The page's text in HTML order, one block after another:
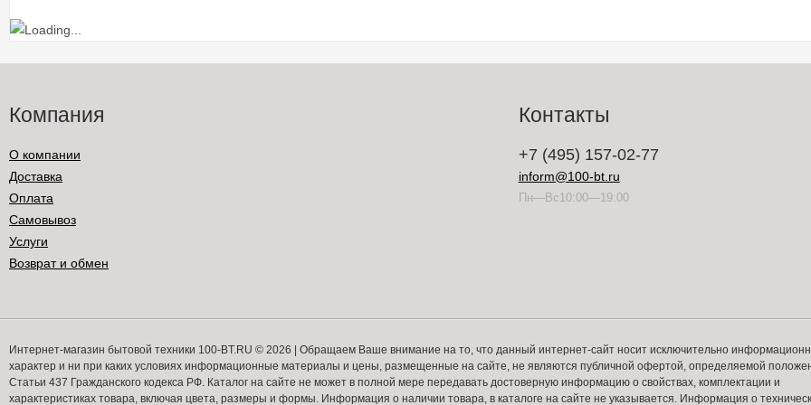
Компания
О компании
Доставка
Оплата
Самовывоз
Услуги
Возврат и обмен
Контакты
+7 (495) 157-02-77
inform@100-bt.ru
Пн—Вс10:00—19:00
Интернет-магазин бытовой техники 100-BT.RU © 2026 | Обращаем Ваше внимание на то, что данный интернет-сайт носит исключительно
характер и ни при каких условиях информационные материалы и цены, размещенные на сайте, не являются публичной офертой, определяемой
Статьи 437 Гражданского кодекса РФ. Каталог на сайте не может в полной мере передавать достоверную информацию о свойствах, комплектации и
характеристиках товара, включая цвета, размеры и формы. Информация о наличии товара, в каталоге на сайте не указывается. Информация о